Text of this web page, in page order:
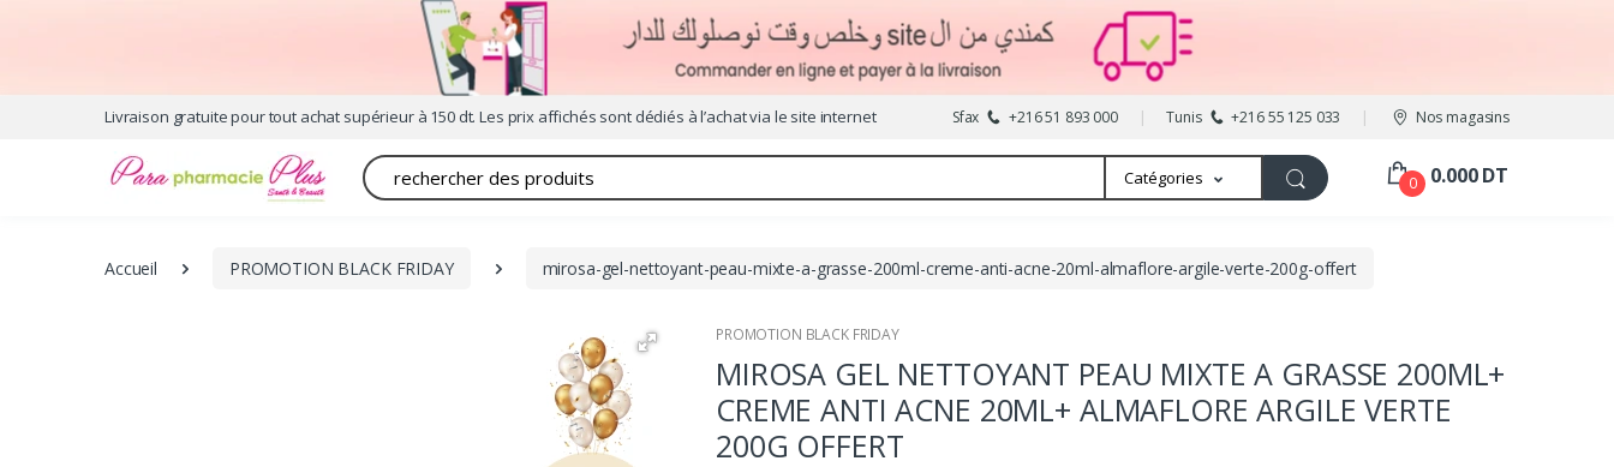
Livraison gratuite pour tout achat supérieur à 150 dt. Les prix affichés sont dédiés à l’achat via le site internet Sfax +216 51 893 000 Tunis +216 55 125 033 Nos magasins
Recherche Catégories 0 0.000 DT
Accueil PROMOTION BLACK FRIDAY mirosa-gel-nettoyant-peau-mixte-a-grasse-200ml-creme-anti-acne-20ml-almaflore-argile-verte-200g-offert
PROMOTION BLACK FRIDAY
MIROSA GEL NETTOYANT PEAU MIXTE A GRASSE 200ML+
CREME ANTI ACNE 20ML+ ALMAFLORE ARGILE VERTE
200G OFFERT